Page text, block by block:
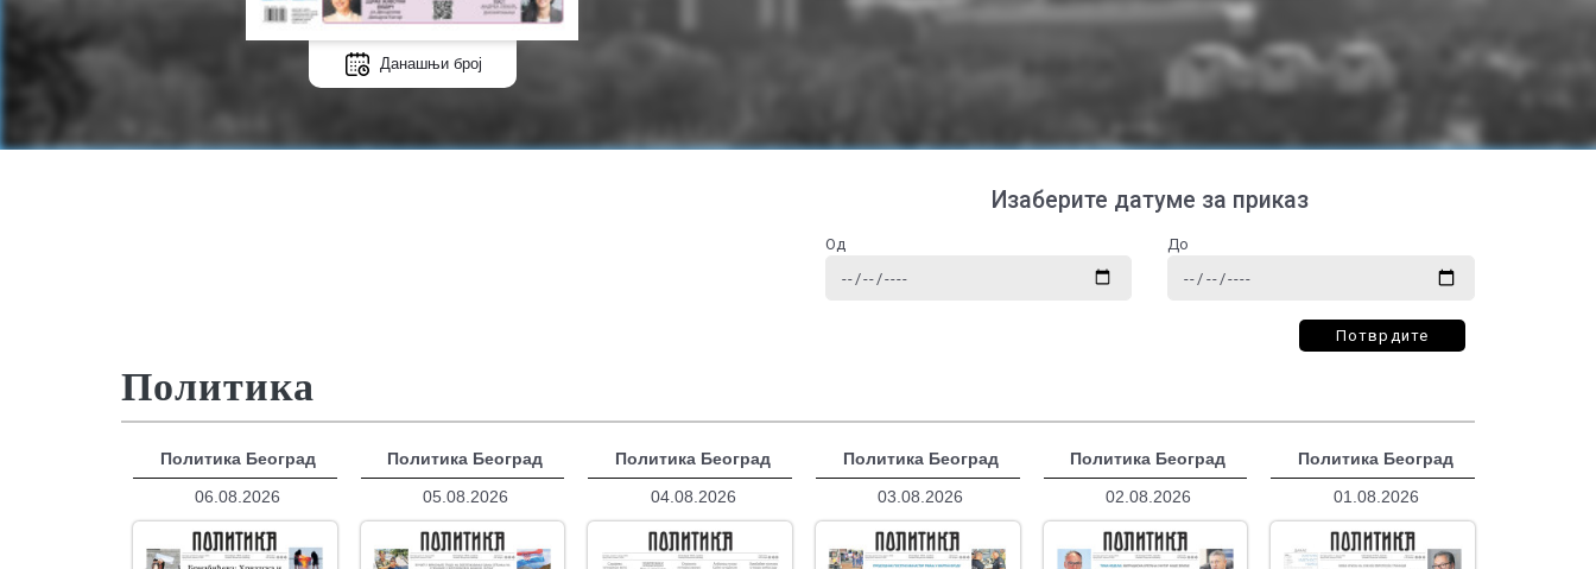
Данашњи број
Изаберите датуме за приказ
Од До
Потврдите
Политика
Политика Београд
06.08.2026
Политика Београд
05.08.2026
Политика Београд
04.08.2026
Политика Београд
03.08.2026
Политика Београд
02.08.2026
Политика Београд
01.08.2026